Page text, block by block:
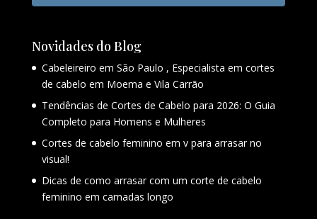
Novidades do Blog
Cabeleireiro em São Paulo , Especialista em cortes
de cabelo em Moema e Vila Carrão
Tendências de Cortes de Cabelo para 2026: O Guia
Completo para Homens e Mulheres
Cortes de cabelo feminino em v para arrasar no
visual!
Dicas de como arrasar com um corte de cabelo
feminino em camadas longo